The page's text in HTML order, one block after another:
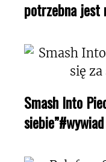
potrzebna jest
Smash Into
siebie”#wywiad